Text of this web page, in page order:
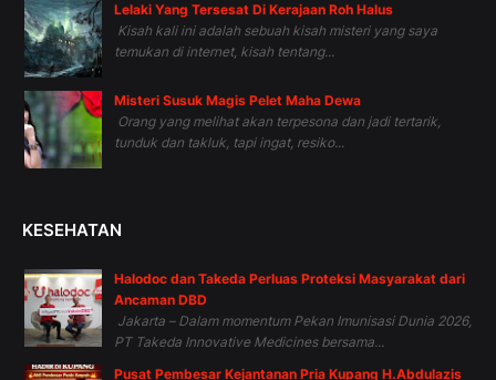
Lelaki Yang Tersesat Di Kerajaan Roh Halus
Kisah kali ini adalah sebuah kisah misteri yang saya
temukan di internet, kisah tentang...
Misteri Susuk Magis Pelet Maha Dewa
Orang yang melihat akan terpesona dan jadi tertarik,
tunduk dan takluk, tapi ingat, resiko...
KESEHATAN
Halodoc dan Takeda Perluas Proteksi Masyarakat dari
Ancaman DBD
Jakarta – Dalam momentum Pekan Imunisasi Dunia 2026,
PT Takeda Innovative Medicines bersama...
Pusat Pembesar Kejantanan Pria Kupang H.Abdulazis